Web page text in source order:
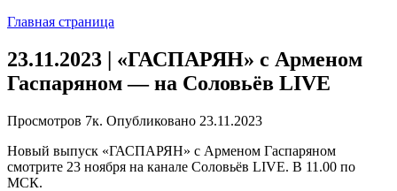
Главная страница
23.11.2023 | «ГАСПАРЯН» с Арменом
Гаспаряном — на Соловьёв LIVE
Просмотров 7к. Опубликовано 23.11.2023
Новый выпуск «ГАСПАРЯН» с Арменом Гаспаряном
смотрите 23 ноября на канале Соловьёв LIVE. В 11.00 по
МСК.